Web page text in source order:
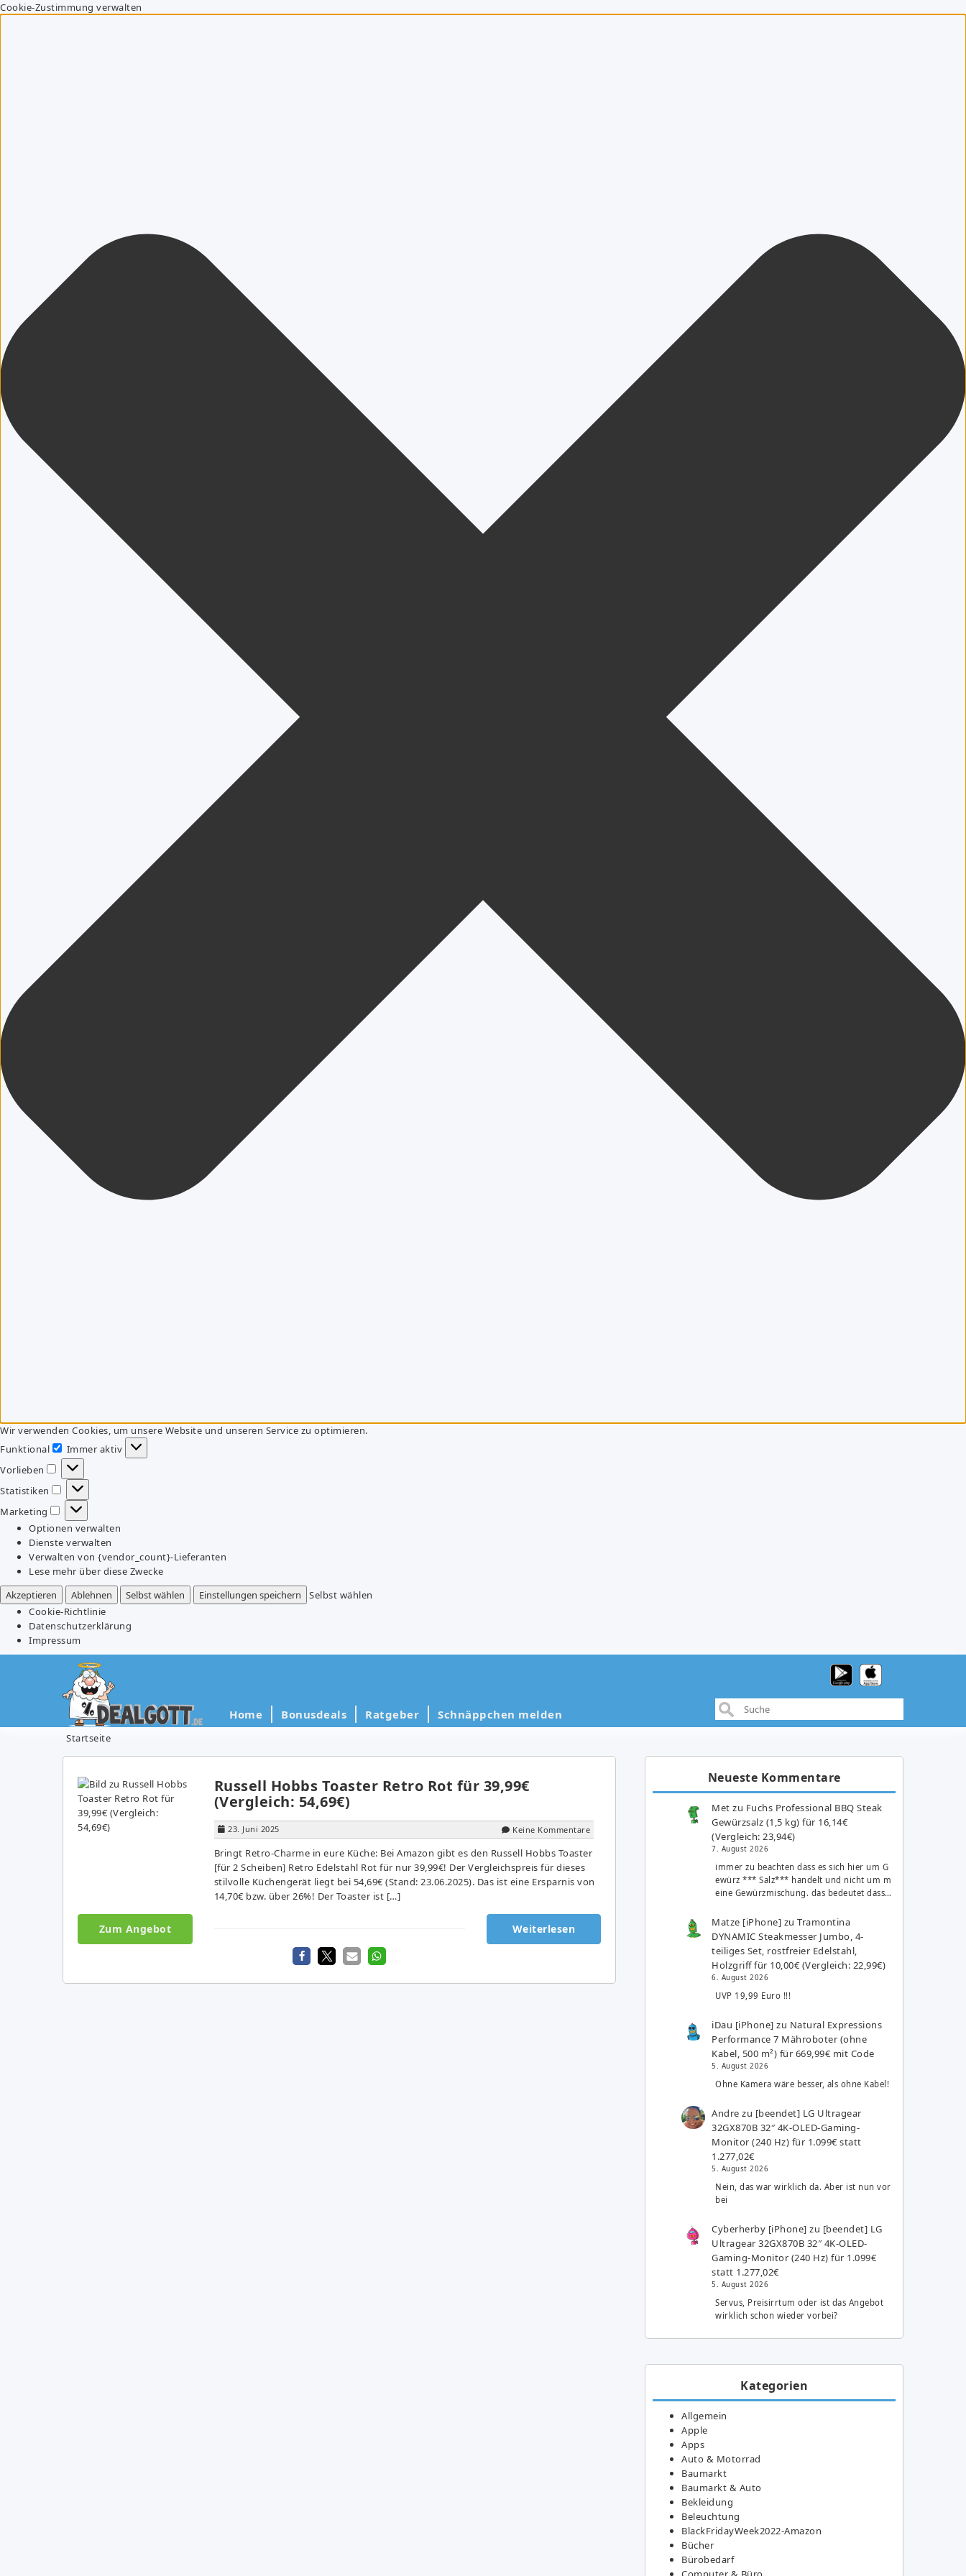
Cookie-Zustimmung verwalten
Wir verwenden Cookies, um unsere Website und unseren Service zu optimieren.
Funktional
Funktional
Immer aktiv
Vorlieben
Vorlieben
Statistiken
Statistiken
Marketing
Marketing
Optionen verwalten
Dienste verwalten
Verwalten von {vendor_count}-Lieferanten
Lese mehr über diese Zwecke
Akzeptieren
Ablehnen Selbst wählen Einstellungen speichern
Selbst wählen
Cookie-Richtlinie
Datenschutzerklärung
Impressum
Home Bonusdeals Ratgeber Schnäppchen melden
Startseite
Russell Hobbs Toaster Retro Rot für 39,99€
(Vergleich: 54,69€)
23. Juni 2025 Keine Kommentare
Bringt Retro-Charme in eure Küche: Bei Amazon gibt es den Russell Hobbs Toaster
[für 2 Scheiben] Retro Edelstahl Rot für nur 39,99€! Der Vergleichspreis für dieses
stilvolle Küchengerät liegt bei 54,69€ (Stand: 23.06.2025). Das ist eine Ersparnis von
14,70€ bzw. über 26%! Der Toaster ist […]
Zum Angebot Weiterlesen
Neueste Kommentare
Met zu Fuchs Professional BBQ Steak
Gewürzsalz (1,5 kg) für 16,14€
(Vergleich: 23,94€)
7. August 2026
immer zu beachten dass es sich hier um G
ewürz *** Salz*** handelt und nicht um m
eine Gewürzmischung. das bedeutet dass…
Matze [iPhone] zuTramontina
DYNAMIC Steakmesser Jumbo, 4-
teiliges Set, rostfreier Edelstahl,
Holzgriff für 10,00€ (Vergleich: 22,99€)
6. August 2026
UVP 19,99 Euro !!!
iDau [iPhone] zu Natural Expressions
Performance 7 Mähroboter (ohne
Kabel, 500 m²) für 669,99€ mit Code
5. August 2026
Ohne Kamera wäre besser, als ohne Kabel!
Andre zu [beendet] LG Ultragear
32GX870B 32″ 4K-OLED-Gaming-
Monitor (240 Hz) für 1.099€ statt
1.277,02€
5. August 2026
Nein, das war wirklich da. Aber ist nun vor
bei
Cyberherby [iPhone] zu [beendet] LG
Ultragear 32GX870B 32″ 4K-OLED-
Gaming-Monitor (240 Hz) für 1.099€
statt 1.277,02€
5. August 2026
Servus, Preisirrtum oder ist das Angebot
wirklich schon wieder vorbei?
Kategorien
Allgemein
Apple
Apps
Auto & Motorrad
Baumarkt
Baumarkt & Auto
Bekleidung
Beleuchtung
BlackFridayWeek2022-Amazon
Bücher
Bürobedarf